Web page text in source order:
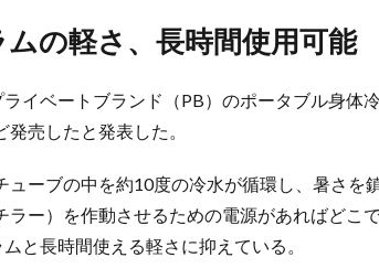
ムの軽さ、長時間使用可能
イベートブランド（PB）のポータブル身体
売したと発表した。
ーブの中を約10度の冷水が循環し、暑さを
ラー）を作動させるための電源があればどこ
と長時間使える軽さに抑えている。